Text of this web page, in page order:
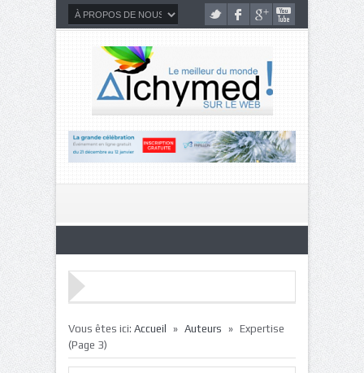
Vous êtes ici: Accueil » Auteurs » Expertise
(Page 3)